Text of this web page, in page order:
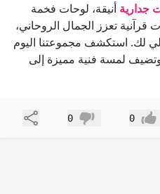
جدارية أنيقة، لوحات فخمة
تعزز الجمال الروحاني،
لك. استكشف مجموعتنا اليوم
لمسة فنية مميزة إلى
إعجاب 0 عدم إعجاب
0 مشاركة